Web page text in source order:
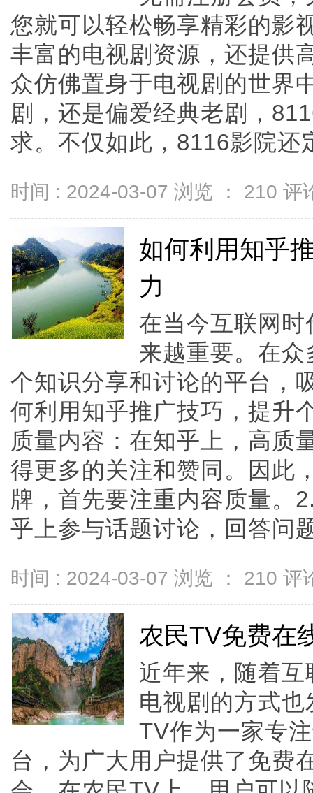
您就可以轻松畅享精彩的影
丰富的电视剧资源，还提供
众仿佛置身于电视剧的世界
剧，还是偏爱经典老剧，
求。不仅如此，8116影院
时间 : 2024-03-07 浏览 ： 210 评
如何利用知乎
力
在当今互联网
来越重要。在
个知识分享和讨论的平台，
何利用知乎推广技巧，提升
质量内容：在知乎上，高质
得更多的关注和赞同。因此
牌，首先要注重内容质量。
乎上参与话题讨论，回答问
时间 : 2024-03-07 浏览 ： 210 评
农民TV免费在
近年来，随着
电视剧的方式
TV作为一家专
台，为广大用户提供了免费